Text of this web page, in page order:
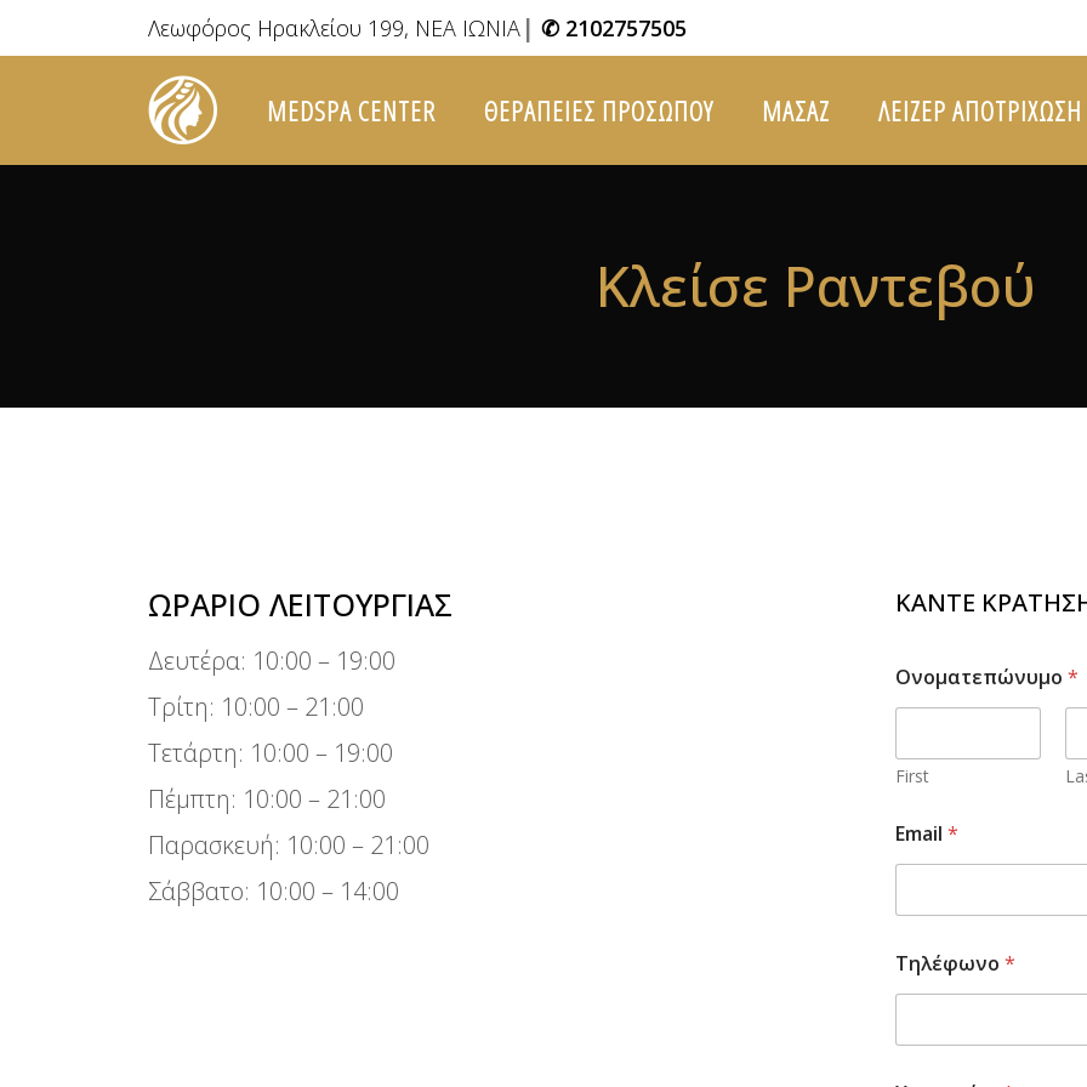
Λεωφόρος Ηρακλείου 199, ΝΕΑ ΙΩΝΙΑ | ✆ 2102757505
MEDSPA CENTER ΘΕΡΑΠΕΙΕΣ ΠΡΟΣΩΠΟΥ ΜΑΣΑΖ ΛΕΙΖΕΡ ΑΠΟΤΡΙΧΩΣΗ
Κλείσε Ραντεβού
ΩΡΆΡΙΟ ΛΕΙΤΟΥΡΓΊΑΣ
Δευτέρα: 10:00 – 19:00
Τρίτη: 10:00 – 21:00
Τετάρτη: 10:00 – 19:00
Πέμπτη: 10:00 – 21:00
Παρασκευή: 10:00 – 21:00
Σάββατο: 10:00 – 14:00
ΚΆΝΤΕ
Ονοματεπώνυμο *
First
Email *
Τηλέφωνο *